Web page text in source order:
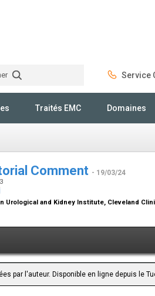
Service
Traités EMC Domaines
Comment - 19/03/24
Urological and Kidney Institute, Cleveland
par l'auteur. Disponible en ligne depuis le